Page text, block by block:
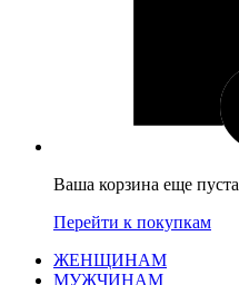
Ваша корзина еще пуста
Перейти к покупкам
ЖЕНЩИНАМ
МУЖЧИНАМ